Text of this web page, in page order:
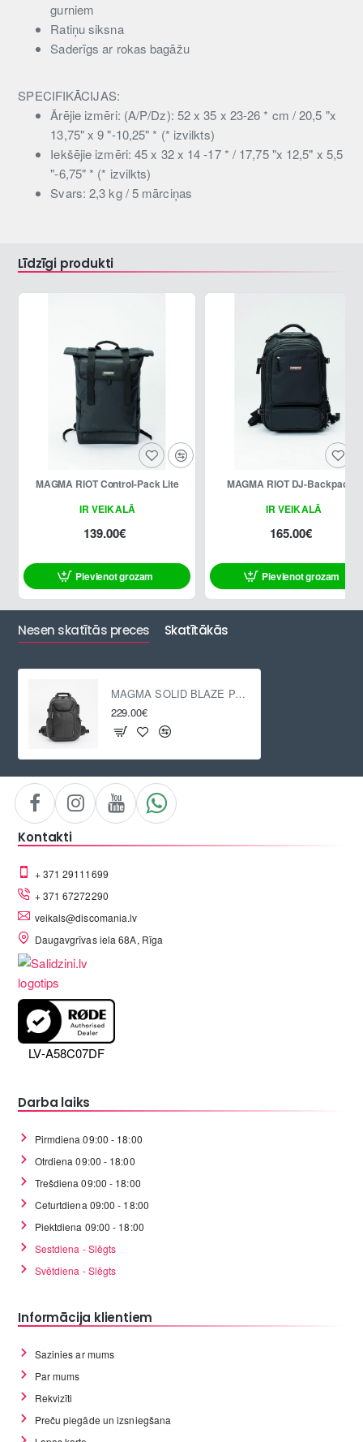
gurniem
Ratiņu siksna
Saderīgs ar rokas bagāžu
SPECIFIKĀCIJAS:
Ārējie izmēri: (A/P/Dz): 52 x 35 x 23-26 * cm / 20,5 "x
13,75" x 9 "-10,25" * (* izvilkts)
Iekšējie izmēri: 45 x 32 x 14 -17 * / 17,75 "x 12,5" x 5,5
"-6,75" * (* izvilkts)
Svars: 2,3 kg / 5 mārciņas
Līdzīgi produkti
IR VEIKALĀ
MAGMA RIOT Control-Pack Lite
139.00€
Pievienot grozam
IR VEIKALĀ
MAGMA RIOT DJ-Backpack II
165.00€
Pievienot grozam
Nesen skatītās preces Skatītākās
MAGMA SOLID BLAZE PACK 120
229.00€
Kontakti
+ 371 29111699
+ 371 67272290
veikals@discomania.lv
Daugavgrīvas iela 68A, Rīga
LV-A58C07DF
Darba laiks
Pirmdiena 09:00 - 18:00
Otrdiena 09:00 - 18:00
Trešdiena 09:00 - 18:00
Ceturtdiena 09:00 - 18:00
Piektdiena 09:00 - 18:00
Sestdiena - Slēgts
Svētdiena - Slēgts
Informācija klientiem
Sazinies ar mums
Par mums
Rekvizīti
Preču piegāde un izsniegšana